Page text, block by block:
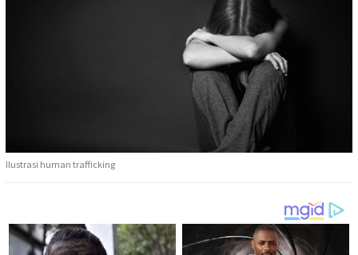
Ilustrasi human trafficking